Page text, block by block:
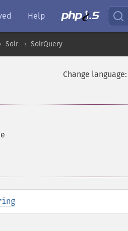
Help
Solr SolrQuery
Change language: